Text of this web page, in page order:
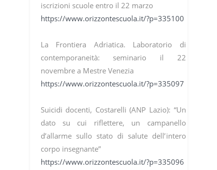
iscrizioni scuole entro il 22 marzo
https://www.orizzontescuola.it/?p=335100
La Frontiera Adriatica. Laboratorio di
contemporaneità: seminario il 22
novembre a Mestre Venezia
https://www.orizzontescuola.it/?p=335097
Suicidi docenti, Costarelli (ANP Lazio): “Un
dato su cui riflettere, un campanello
d’allarme sullo stato di salute dell’intero
corpo insegnante”
https://www.orizzontescuola.it/?p=335096